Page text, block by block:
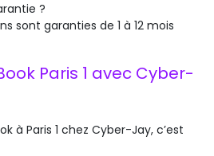
?
sont garanties de 1 à 12 mois
Paris 1 avec Cyber-
à Paris 1 chez Cyber-Jay, c’est